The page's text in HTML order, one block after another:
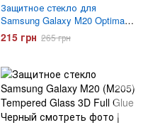
Защитное стекло для
Samsung Galaxy M20 Optima
5D Черное
215 грн 265 грн